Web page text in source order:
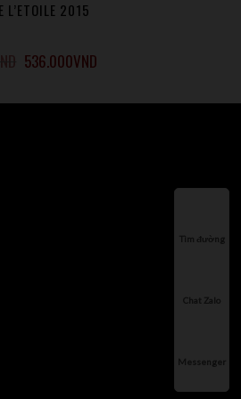
L’ETOILE 2015
536.000VND
Tìm đường
Chat Zalo
Messenger